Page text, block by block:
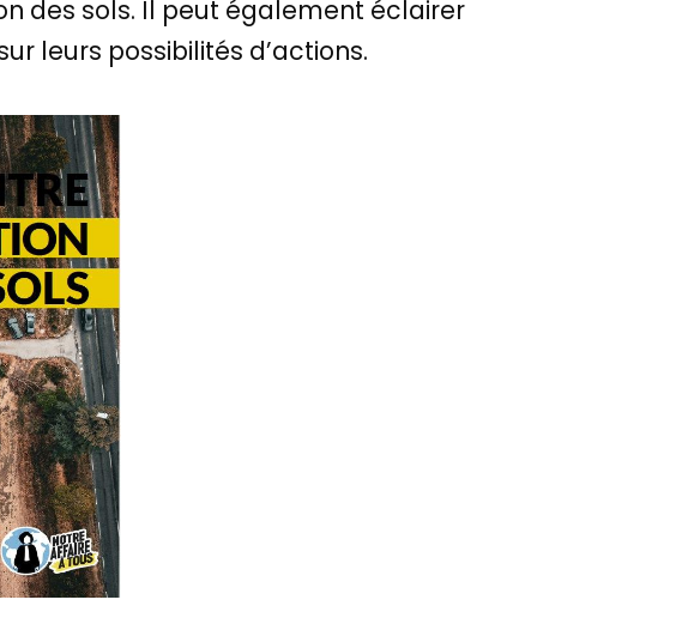
des sols. Il peut également éclairer
leurs possibilités d’actions.